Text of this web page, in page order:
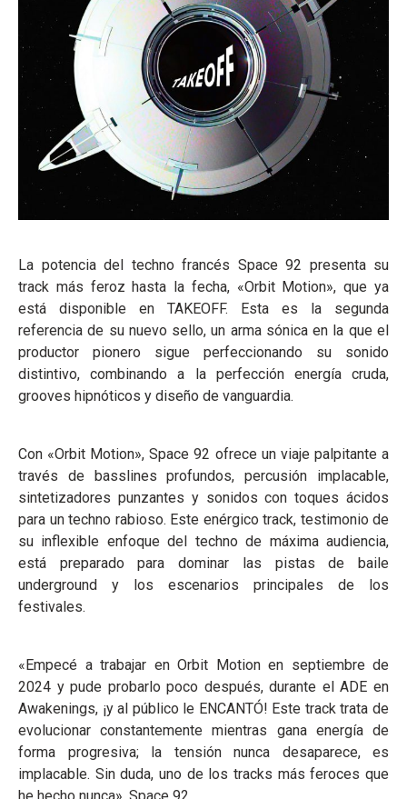
La potencia del techno francés Space 92 presenta su
track más feroz hasta la fecha, «Orbit Motion», que ya
está disponible en TAKEOFF. Esta es la segunda
referencia de su nuevo sello, un arma sónica en la que el
productor pionero sigue perfeccionando su sonido
distintivo, combinando a la perfección energía cruda,
grooves hipnóticos y diseño de vanguardia.
Con «Orbit Motion», Space 92 ofrece un viaje palpitante a
través de basslines profundos, percusión implacable,
sintetizadores punzantes y sonidos con toques ácidos
para un techno rabioso. Este enérgico track, testimonio de
su inflexible enfoque del techno de máxima audiencia,
está preparado para dominar las pistas de baile
underground y los escenarios principales de los
festivales.
«Empecé a trabajar en Orbit Motion en septiembre de
2024 y pude probarlo poco después, durante el ADE en
Awakenings, ¡y al público le ENCANTÓ! Este track trata de
evolucionar constantemente mientras gana energía de
forma progresiva; la tensión nunca desaparece, es
implacable. Sin duda, uno de los tracks más feroces que
he hecho nunca». Space 92